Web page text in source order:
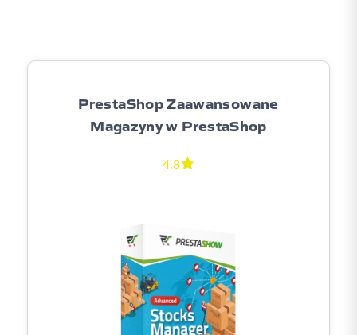
PrestaShop Zaawansowane
Magazyny w PrestaShop
4.8